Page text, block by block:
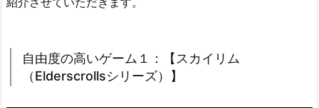
自由度の高いゲーム１：【スカイリム
（Elderscrollsシリーズ）】